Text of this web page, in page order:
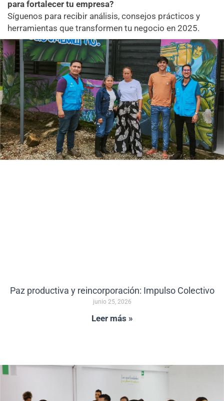
para fortalecer tu empresa?
Síguenos para recibir análisis, consejos prácticos y
herramientas que transformen tu negocio en 2025.
Paz productiva y reincorporación: Impulso Colectivo
junio 25, 2026
Leer más »